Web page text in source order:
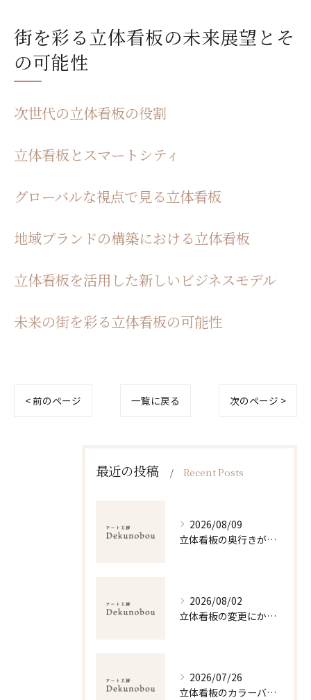
街を彩る立体看板の未来展望とそ
の可能性
次世代の立体看板の役割
立体看板とスマートシティ
グローバルな視点で見る立体看板
地域ブランドの構築における立体看板
立体看板を活用した新しいビジネスモデル
未来の街を彩る立体看板の可能性
< 前のページ 一覧に戻る 次のページ >
最近の投稿 Recent Posts
2026/08/09
立体看板の奥行きがもたらす視認性と最適なサイズ選びのポイント解説
2026/08/02
立体看板の変更にかかる費用内訳とデザイン選びで後悔しないための実践ガイド
2026/07/26
立体看板のカラーバリエーション選びと視認性・耐久性を両立する配色戦略ガイド